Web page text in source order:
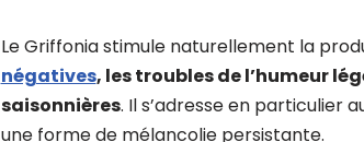
Le Griffonia stimule naturellement la
négatives, les troubles de l’humeur
saisonnières. Il s’adresse en particulier
une forme de mélancolie persistante.